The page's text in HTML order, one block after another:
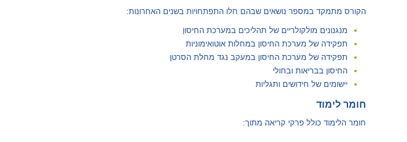
הקורס מתמקד במספר נושאים שבהם חלו התפתחויות בשנים האחרונות:
מנגנונים מולקולריים של תהליכים במערכת החיסון
תפקידה של מערכת החיסון במחלות אוטואימוניות
תפקידה של מערכת החיסון במעקב נגד מחלת הסרטן
החיסון בבריאות ובחולי
יישומים של חידושים ותגליות
חומר לימוד
חומר הלימוד כולל פרקי קריאה מתוך: